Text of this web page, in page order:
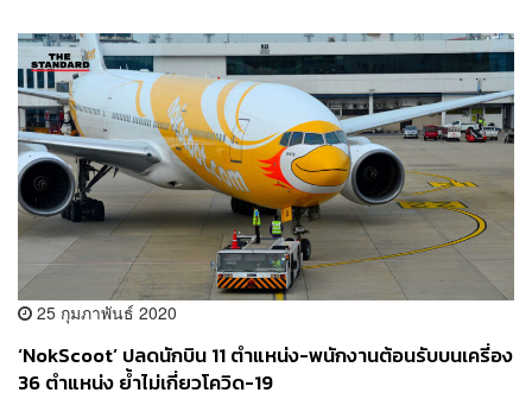
25 กุมภาพันธ์ 2020
‘NokScoot’ ปลดนักบิน 11 ตำแหน่ง-พนักงานต้อนรับบนเครี่อง
36 ตำแหน่ง ย้ำไม่เกี่ยวโควิด-19